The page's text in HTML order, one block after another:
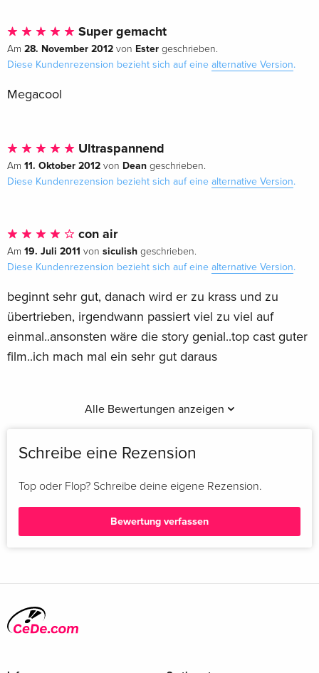
Super gemacht
Am 28. November 2012 von Ester geschrieben.
Diese Kundenrezension bezieht sich auf eine alternative Version.
Megacool
Ultraspannend
Am 11. Oktober 2012 von Dean geschrieben.
Diese Kundenrezension bezieht sich auf eine alternative Version.
con air
Am 19. Juli 2011 von siculish geschrieben.
Diese Kundenrezension bezieht sich auf eine alternative Version.
beginnt sehr gut, danach wird er zu krass und zu
übertrieben, irgendwann passiert viel zu viel auf
einmal..ansonsten wäre die story genial..top cast guter
film..ich mach mal ein sehr gut daraus
Alle Bewertungen anzeigen
Schreibe eine Rezension
Top oder Flop? Schreibe deine eigene Rezension.
Bewertung verfassen